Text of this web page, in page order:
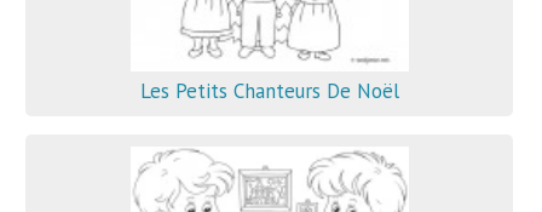
Les Petits Chanteurs De Noël